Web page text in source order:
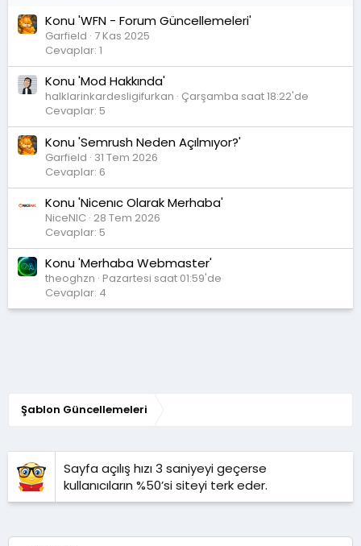
Konu 'WFN - Forum Güncellemeleri'
Garfield 7 Kas 2025
Cevaplar: 1
Konu 'Mod Hakkında'
halklarinkardesligifurkan Çarşamba saat 18:22'de
Cevaplar: 5
Konu 'Semrush Neden Açılmıyor?'
Garfield 31 Tem 2026
Cevaplar: 6
Konu 'Nicenıc Olarak Merhaba'
NiceNIC 28 Tem 2026
Cevaplar: 5
Konu 'Merhaba Webmaster'
theoghzn Pazartesi saat 01:59'de
Cevaplar: 4
Şablon Güncellemeleri
Sayfa açılış hızı 3 saniyeyi geçerse
kullanıcıların %50’si siteyi terk eder.